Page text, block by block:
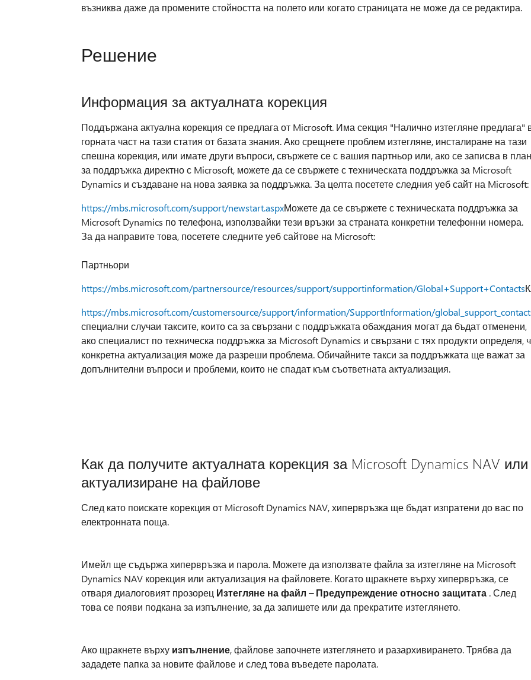
възниква даже да промените стойността на полето или когато страницата не може да се редактира.
Решение
Информация за актуалната корекция
Поддържана актуална корекция се предлага от Microsoft. Има секция "Налично изтегляне предлага"
горната част на тази статия от базата знания. Ако срещнете проблем изтегляне, инсталиране на тази
спешна корекция, или имате други въпроси, свържете се с вашия партньор или, ако се записва в план
за поддръжка директно с Microsoft, можете да се свържете с техническата поддръжка за Microsoft
Dynamics и създаване на нова заявка за поддръжка. За целта посетете следния уеб сайт на Microsoft:
https://mbs.microsoft.com/support/newstart.aspxМожете да се свържете с техническата поддръжка за
Microsoft Dynamics по телефона, използвайки тези връзки за страната конкретни телефонни номера.
За да направите това, посетете следните уеб сайтове на Microsoft:
Партньори
https://mbs.microsoft.com/partnersource/resources/support/supportinformation/Global+Support+Contacts
https://mbs.microsoft.com/customersource/support/information/SupportInformation/
специални случаи таксите, които са за свързани с поддръжката обаждания могат да бъдат отменени,
ако специалист по техническа поддръжка за Microsoft Dynamics и свързани с тях продукти определя,
конкретна актуализация може да разреши проблема. Обичайните такси за поддръжката ще важат за
допълнителни въпроси и проблеми, които не спадат към съответната актуализация.
Как да получите актуалната корекция за Microsoft Dynamics NAV или
актуализиране на файлове
След като поискате корекция от Microsoft Dynamics NAV, хипервръзка ще бъдат изпратени до вас по
електронната поща.
Имейл ще съдържа хипервръзка и парола. Можете да използвате файла за изтегляне на Microsoft
Dynamics NAV корекция или актуализация на файловете. Когато щракнете върху хипервръзка, се
отваря диалоговият прозорец Изтегляне на файл – Предупреждение относно защитата. След
това се появи подкана за изпълнение, за да запишете или да прекратите изтеглянето.
Ако щракнете върху изпълнение, файлове започнете изтеглянето и разархивирането. Трябва да
зададете папка за новите файлове и след това въведете паролата.